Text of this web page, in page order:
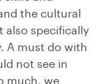
the cultural
also specifically
A must do with
not see in
much, we